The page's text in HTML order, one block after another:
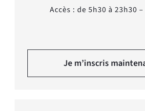
Accès : de 5h30 à 23h30
Je m’inscris